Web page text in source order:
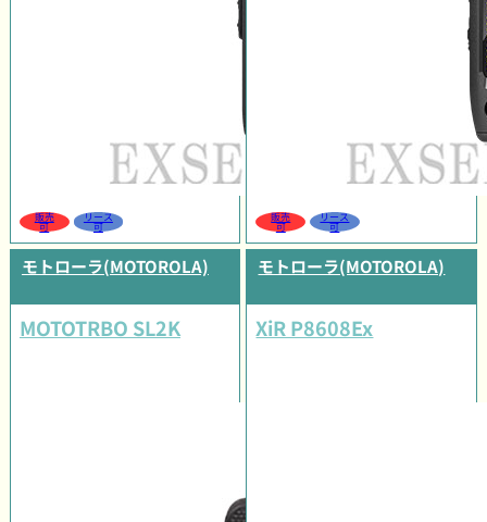
販売
可
リース
可
販売
可
リース
可
モトローラ(MOTOROLA)
MOTOTRBO SL2K
モトローラ(MOTOROLA)
XiR P8608Ex